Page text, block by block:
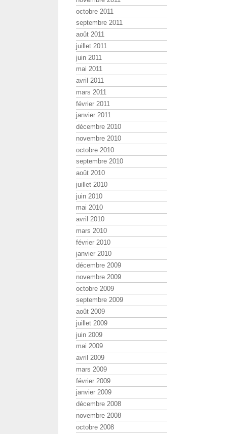
octobre 2011
septembre 2011
août 2011
juillet 2011
juin 2011
mai 2011
avril 2011
mars 2011
février 2011
janvier 2011
décembre 2010
novembre 2010
octobre 2010
septembre 2010
août 2010
juillet 2010
juin 2010
mai 2010
avril 2010
mars 2010
février 2010
janvier 2010
décembre 2009
novembre 2009
octobre 2009
septembre 2009
août 2009
juillet 2009
juin 2009
mai 2009
avril 2009
mars 2009
février 2009
janvier 2009
décembre 2008
novembre 2008
octobre 2008